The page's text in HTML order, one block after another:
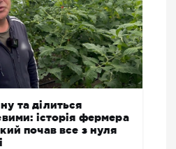
та ділиться
історія фермера
почав все з нуля